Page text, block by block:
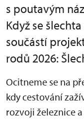
s poutavým
Když se
součástí
rodů 2026:
Ocitneme se na
kdy cestování
rozvoji železnice